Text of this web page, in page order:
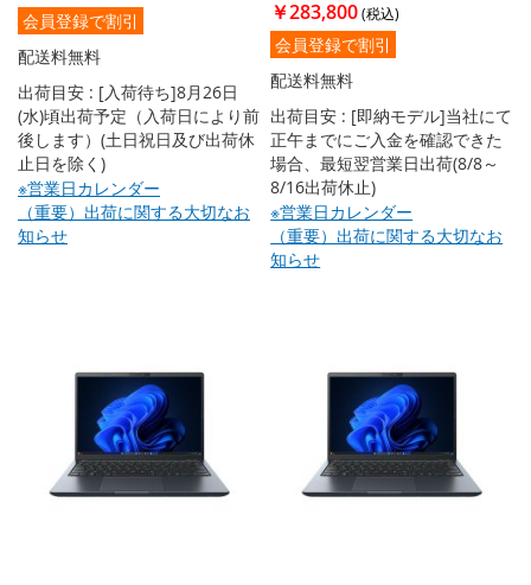
会員登録で割引
配送料無料
出荷目安 : [入荷待ち]8月26日
(水)頃出荷予定（入荷日により前
後します）(土日祝日及び出荷休
止日を除く)
※営業日カレンダー
（重要）出荷に関する大切なお
知らせ
￥283,800
会員登録で割引
配送料無料
出荷目安 : [即納モデル]当社にて
正午までにご入金を確認できた
場合、最短翌営業日出荷(8/8～
8/16出荷休止)
※営業日カレンダー
（重要）出荷に関する大切なお
知らせ